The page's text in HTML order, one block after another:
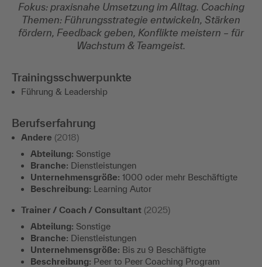
Fokus: praxisnahe Umsetzung im Alltag. Coaching
Themen: Führungsstrategie entwickeln, Stärken
fördern, Feedback geben, Konflikte meistern – für
Wachstum & Teamgeist.
Trainingsschwerpunkte
Führung & Leadership
Berufserfahrung
Andere (2018)
Abteilung: Sonstige
Branche: Dienstleistungen
Unternehmensgröße: 1000 oder mehr Beschäftigte
Beschreibung: Learning Autor
Trainer / Coach / Consultant (2025)
Abteilung: Sonstige
Branche: Dienstleistungen
Unternehmensgröße: Bis zu 9 Beschäftigte
Beschreibung: Peer to Peer Coaching Program